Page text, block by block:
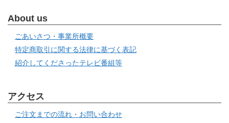
About us
ごあいさつ・事業所概要
特定商取引に関する法律に基づく表記
紹介してくださったテレビ番組等
アクセス
ご注文までの流れ・お問い合わせ